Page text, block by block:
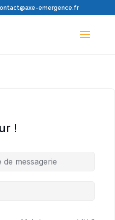
emergence.fr
!